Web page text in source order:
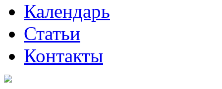
Календарь
Статьи
Контакты